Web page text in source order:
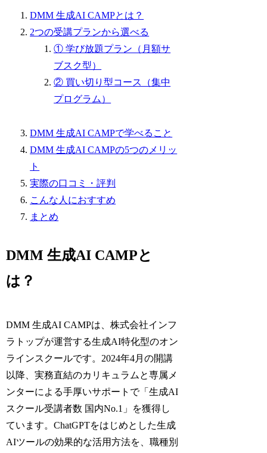
DMM 生成AI CAMPとは？
2つの受講プランから選べる
① 学び放題プラン（月額サ
ブスク型）
② 買い切り型コース（集中
プログラム）
DMM 生成AI CAMPで学べること
DMM 生成AI CAMPの5つのメリッ
ト
実際の口コミ・評判
こんな人におすすめ
まとめ
DMM 生成AI CAMPと
は？
DMM 生成AI CAMPは、株式会社インフ
ラトップが運営する生成AI特化型のオン
ラインスクールです。2024年4月の開講
以降、実務直結のカリキュラムと専属メ
ンターによる手厚いサポートで「生成AI
スクール受講者数 国内No.1」を獲得し
ています。ChatGPTをはじめとした生成
AIツールの効果的な活用方法を、職種別